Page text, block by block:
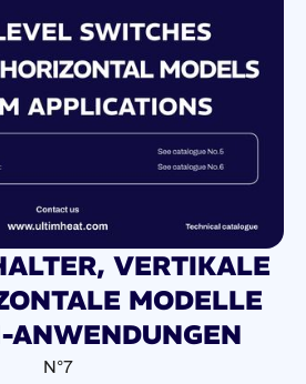
VERTIKALE
MODELLE
ANWENDUNGEN
N°7